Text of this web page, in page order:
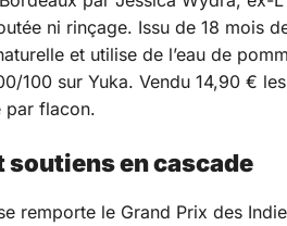
ni rinçage. Issu de 18 mois
et utilise de l’eau de
100 sur Yuka. Vendu 14,90 €
par flacon.
soutiens en cascade
remporte le Grand Prix des